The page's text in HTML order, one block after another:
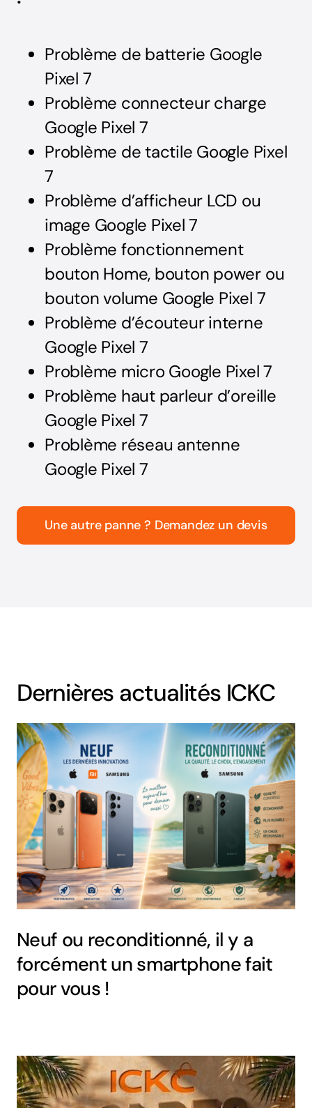
Problème de batterie Google
Pixel 7
Problème connecteur charge
Google Pixel 7
Problème de tactile Google Pixel
7
Problème d’afficheur LCD ou
image Google Pixel 7
Problème fonctionnement
bouton Home, bouton power ou
bouton volume Google Pixel 7
Problème d’écouteur interne
Google Pixel 7
Problème micro Google Pixel 7
Problème haut parleur d’oreille
Google Pixel 7
Problème réseau antenne
Google Pixel 7
Une autre panne ? Demandez un devis
Dernières actualités ICKC
Neuf ou reconditionné, il y a
forcément un smartphone fait
pour vous !